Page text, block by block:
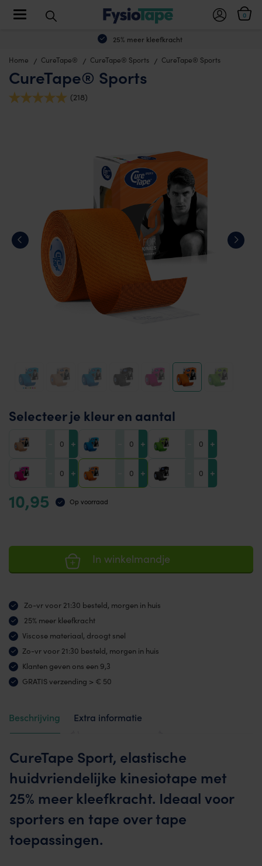
25% meer kleefkracht
0
Toggle navigation
Home CureTape® CureTape® Sports CureTape® Sports
CureTape® Sports
(218)
Selecteer je kleur en aantal
+ + +
+ + +
10,95 Op voorraad
In winkelmandje
Zo-vr voor 21:30 besteld, morgen in huis
25% meer kleefkracht
Viscose materiaal, droogt snel
Zo-vr voor 21:30 besteld, morgen in huis
Klanten geven ons een 9,3
GRATIS verzending > € 50
Beschrijving
Extra informatie
CureTape Sport, elastische
huidvriendelijke kinesiotape met
25% meer kleefkracht. Ideaal voor
sporters en tape over tape
toepassingen.